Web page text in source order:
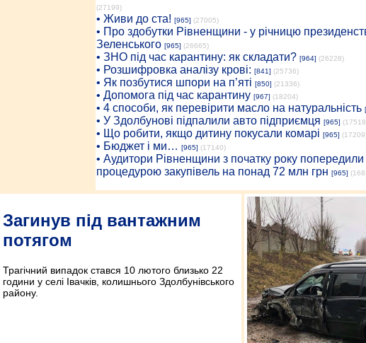
(27199)
• Живи до ста! [965] (27005)
• Про здобутки Рівненщини - у річницю
Зеленського [965] (26665)
• ЗНО під час карантину: як складати? [964] (26228)
• Розшифровка аналізу крові: [841] (25736)
• Як позбутися шпори на п’яті [850] (21336)
• Допомога під час карантину [967] (18204)
• 4 способи, як перевірити масло на натуральність
• У Здолбунові підпалили авто підприємця [965]
• Що робити, якщо дитину покусали комарі [965]
• Бюджет і ми… [965] (17140)
• Аудитори Рівненщини з початку року
процедурою закупівель на понад 72 млн грн [965]
Загинув під вантажним
потягом
Трагічний випадок стався 10 лютого близько 22
години у селі Івачків, колишнього Здолбунівського
району.